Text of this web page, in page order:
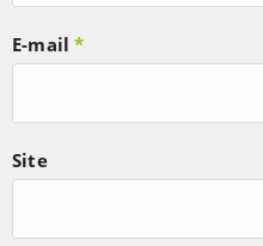
E-mail*
Site